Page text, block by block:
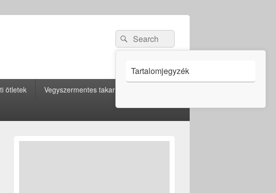
Search
for:
Search
ötletek Vegyszermentes takarítás
Primary
Tartalomjegyzék